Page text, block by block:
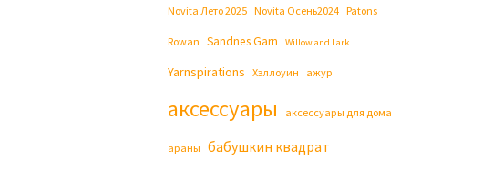
Novita Лето 2025 Novita Осень2024 Patons
Rowan Sandnes Garn Willow and Lark
Yarnspirations Хэллоуин ажур
аксессуары аксессуары для дома
араны бабушкин квадрат